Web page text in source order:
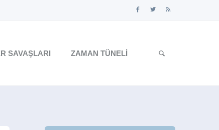
SAVAŞLARI ZAMAN TÜNELI